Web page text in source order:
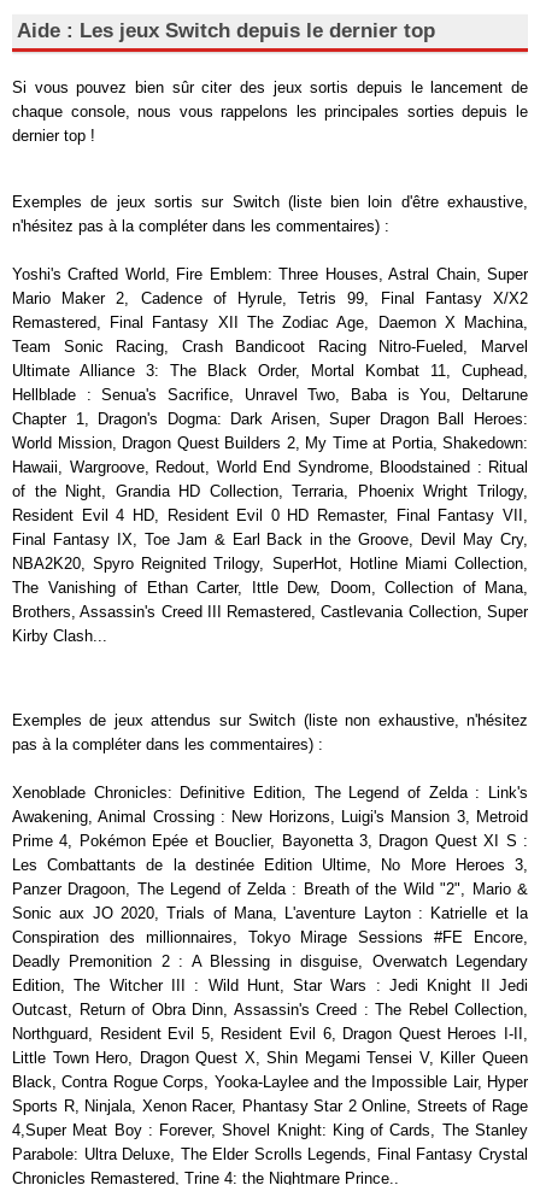
Aide : Les jeux Switch depuis le dernier top
Si vous pouvez bien sûr citer des jeux sortis depuis le lancement de
chaque console, nous vous rappelons les principales sorties depuis le
dernier top !
Exemples de jeux sortis sur Switch (liste bien loin d'être exhaustive,
n'hésitez pas à la compléter dans les commentaires) :
Yoshi's Crafted World, Fire Emblem: Three Houses, Astral Chain, Super
Mario Maker 2, Cadence of Hyrule, Tetris 99, Final Fantasy X/X2
Remastered, Final Fantasy XII The Zodiac Age, Daemon X Machina,
Team Sonic Racing, Crash Bandicoot Racing Nitro-Fueled, Marvel
Ultimate Alliance 3: The Black Order, Mortal Kombat 11, Cuphead,
Hellblade : Senua's Sacrifice, Unravel Two, Baba is You, Deltarune
Chapter 1, Dragon's Dogma: Dark Arisen, Super Dragon Ball Heroes:
World Mission, Dragon Quest Builders 2, My Time at Portia, Shakedown:
Hawaii, Wargroove, Redout, World End Syndrome, Bloodstained : Ritual
of the Night, Grandia HD Collection, Terraria, Phoenix Wright Trilogy,
Resident Evil 4 HD, Resident Evil 0 HD Remaster, Final Fantasy VII,
Final Fantasy IX, Toe Jam & Earl Back in the Groove, Devil May Cry,
NBA2K20, Spyro Reignited Trilogy, SuperHot, Hotline Miami Collection,
The Vanishing of Ethan Carter, Ittle Dew, Doom, Collection of Mana,
Brothers, Assassin's Creed III Remastered, Castlevania Collection, Super
Kirby Clash...
Exemples de jeux attendus sur Switch (liste non exhaustive, n'hésitez
pas à la compléter dans les commentaires) :
Xenoblade Chronicles: Definitive Edition, The Legend of Zelda : Link's
Awakening, Animal Crossing : New Horizons, Luigi's Mansion 3, Metroid
Prime 4, Pokémon Epée et Bouclier, Bayonetta 3, Dragon Quest XI S :
Les Combattants de la destinée Edition Ultime, No More Heroes 3,
Panzer Dragoon, The Legend of Zelda : Breath of the Wild "2", Mario &
Sonic aux JO 2020, Trials of Mana, L'aventure Layton : Katrielle et la
Conspiration des millionnaires, Tokyo Mirage Sessions #FE Encore,
Deadly Premonition 2 : A Blessing in disguise, Overwatch Legendary
Edition, The Witcher III : Wild Hunt, Star Wars : Jedi Knight II Jedi
Outcast, Return of Obra Dinn, Assassin's Creed : The Rebel Collection,
Northguard, Resident Evil 5, Resident Evil 6, Dragon Quest Heroes I-II,
Little Town Hero, Dragon Quest X, Shin Megami Tensei V, Killer Queen
Black, Contra Rogue Corps, Yooka-Laylee and the Impossible Lair, Hyper
Sports R, Ninjala, Xenon Racer, Phantasy Star 2 Online, Streets of Rage
4,Super Meat Boy : Forever, Shovel Knight: King of Cards, The Stanley
Parabole: Ultra Deluxe, The Elder Scrolls Legends, Final Fantasy Crystal
Chronicles Remastered, Trine 4: the Nightmare Prince..